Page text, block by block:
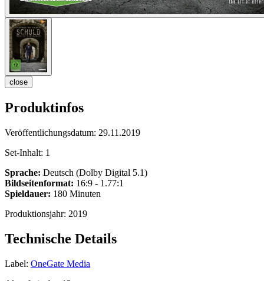
close
Produktinfos
Veröffentlichungsdatum: 29.11.2019
Set-Inhalt: 1
Sprache: Deutsch (Dolby Digital 5.1)
Bildseitenformat: 16:9 - 1.77:1
Spieldauer: 180 Minuten
Produktionsjahr: 2019
Technische Details
Label: OneGate Media